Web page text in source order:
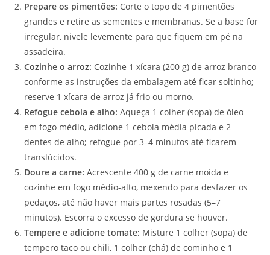
Prepare os pimentões: Corte o topo de 4 pimentões
grandes e retire as sementes e membranas. Se a base for
irregular, nivele levemente para que fiquem em pé na
assadeira.
Cozinhe o arroz: Cozinhe 1 xícara (200 g) de arroz branco
conforme as instruções da embalagem até ficar soltinho;
reserve 1 xícara de arroz já frio ou morno.
Refogue cebola e alho: Aqueça 1 colher (sopa) de óleo
em fogo médio, adicione 1 cebola média picada e 2
dentes de alho; refogue por 3–4 minutos até ficarem
translúcidos.
Doure a carne: Acrescente 400 g de carne moída e
cozinhe em fogo médio-alto, mexendo para desfazer os
pedaços, até não haver mais partes rosadas (5–7
minutos). Escorra o excesso de gordura se houver.
Tempere e adicione tomate: Misture 1 colher (sopa) de
tempero taco ou chili, 1 colher (chá) de cominho e 1